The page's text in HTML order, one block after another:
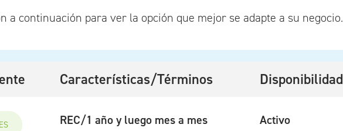
a continuación para ver la opción que mejor se adapte a su negocio.
Características/Términos Disponibilidad
REC/1 año y luego mes a mes Activo